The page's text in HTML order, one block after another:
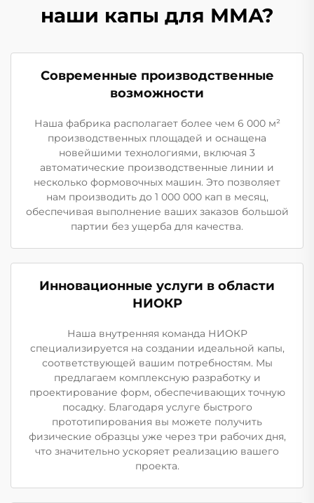
наши капы для ММА?
Современные производственные
возможности
Наша фабрика располагает более чем 6 000 м²
производственных площадей и оснащена
новейшими технологиями, включая 3
автоматические производственные линии и
несколько формовочных машин. Это позволяет
нам производить до 1 000 000 кап в месяц,
обеспечивая выполнение ваших заказов большой
партии без ущерба для качества.
Инновационные услуги в области
НИОКР
Наша внутренняя команда НИОКР
специализируется на создании идеальной капы,
соответствующей вашим потребностям. Мы
предлагаем комплексную разработку и
проектирование форм, обеспечивающих точную
посадку. Благодаря услуге быстрого
прототипирования вы можете получить
физические образцы уже через три рабочих дня,
что значительно ускоряет реализацию вашего
проекта.